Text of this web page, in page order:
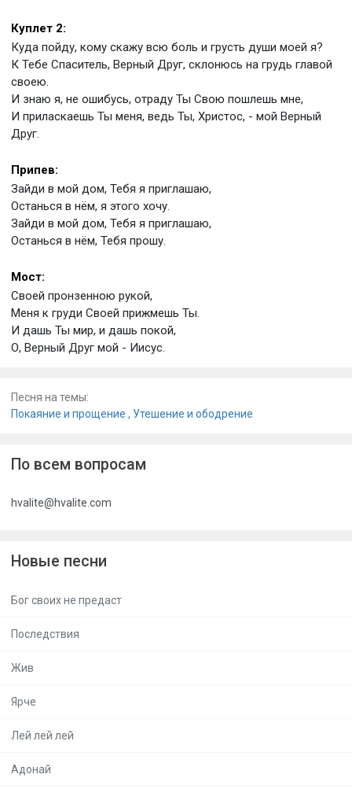
Куплет 2:
Куда пойду, кому скажу всю боль и грусть души моей я?
К Тебе Спаситель, Верный Друг, склонюсь на грудь главой
своею.
И знаю я, не ошибусь, отраду Ты Свою пошлешь мне,
И приласкаешь Ты меня, ведь Ты, Христос, - мой Верный
Друг.
Припев:
Зайди в мой дом, Тебя я приглашаю,
Останься в нём, я этого хочу.
Зайди в мой дом, Тебя я приглашаю,
Останься в нём, Тебя прошу.
Мост:
Своей пронзенною рукой,
Меня к груди Своей прижмешь Ты.
И дашь Ты мир, и дашь покой,
О, Верный Друг мой - Иисус.
Песня на темы:
Покаяние и прощение , Утешение и ободрение
По всем вопросам
hvalite@hvalite.com
Новые песни
Бог своих не предаст
Последствия
Жив
Ярче
Лей лей лей
Адонай